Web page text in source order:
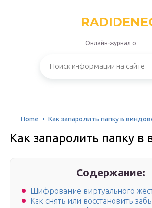
Онлайн-журнал о
Home Как запаролить папку в
Как запаролить папку в
Содержание:
Шифрование виртуального
Как снять или восстановить